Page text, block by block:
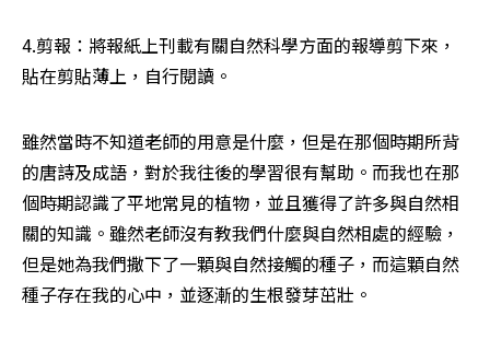
4.剪報：將報紙上刊載有關自然科學方面的報導剪下來，
貼在剪貼薄上，自行閱讀。
雖然當時不知道老師的用意是什麼，但是在那個時期所背
的唐詩及成語，對於我往後的學習很有幫助。而我也在那
個時期認識了平地常見的植物，並且獲得了許多與自然相
關的知識。雖然老師沒有教我們什麼與自然相處的經驗，
但是她為我們撒下了一顆與自然接觸的種子，而這顆自然
種子存在我的心中，並逐漸的生根發芽茁壯。